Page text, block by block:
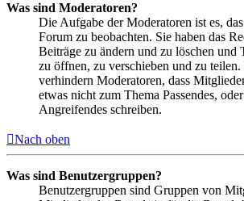
Was sind Moderatoren?
Die Aufgabe der Moderatoren ist es,
Forum zu beobachten. Sie haben das
Beiträge zu ändern und zu löschen und
zu öffnen, zu verschieben und zu
verhindern Moderatoren, dass
etwas nicht zum Thema Passendes,
Angreifendes schreiben.
Nach oben
Was sind Benutzergruppen?
Benutzergruppen sind Gruppen von